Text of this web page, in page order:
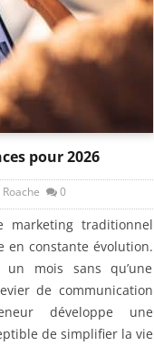
pour 2026
0
marketing traditionnel
en constante évolution.
mois sans qu’une
de communication
développe une
de simplifier la vie